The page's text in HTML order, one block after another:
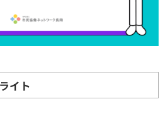
イト